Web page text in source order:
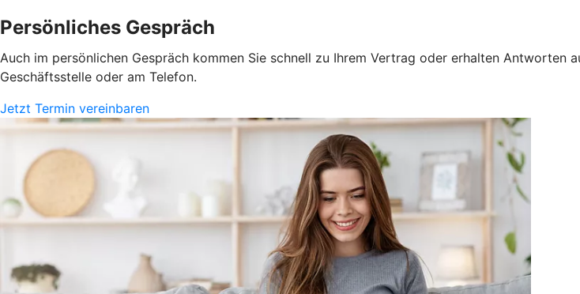
Persönliches Gespräch
Auch im persönlichen Gespräch kommen Sie schnell zu Ihrem Vertrag oder erhalten Antworten
Geschäftsstelle oder am Telefon.
Jetzt Termin vereinbaren